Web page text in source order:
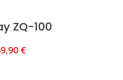
ZQ-100
€